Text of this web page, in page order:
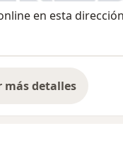
en esta dirección
más detalles
sobre la dirección